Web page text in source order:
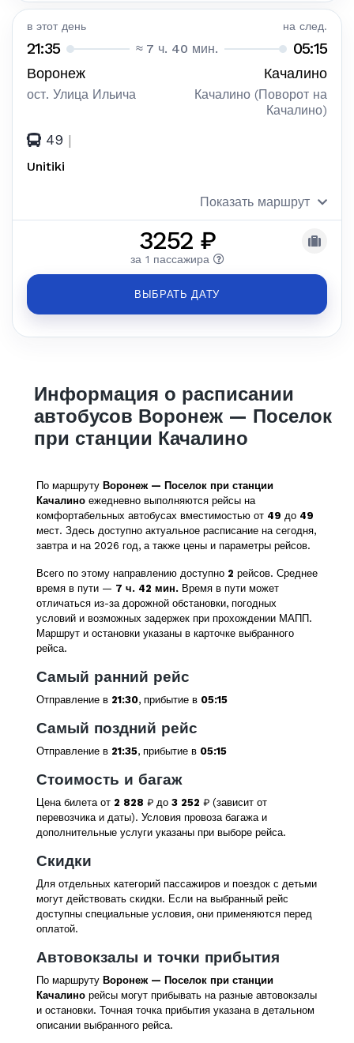
в этот день на след.
21:35 ≈ 7 ч. 40 мин. 05:15
Воронеж Качалино
ост. Улица Ильича
Качалино (Поворот на
Качалино)
49 |
Unitiki
Показать маршрут
3252 ₽
за 1 пассажира
ВЫБРАТЬ ДАТУ
Информация о расписании
автобусов Воронеж — Поселок
при станции Качалино
По маршруту Воронеж — Поселок при станции
Качалино ежедневно выполняются рейсы на
комфортабельных автобусах вместимостью от 49 до 49
мест. Здесь доступно актуальное расписание на сегодня,
завтра и на 2026 год, а также цены и параметры рейсов.
Всего по этому направлению доступно 2 рейсов. Среднее
время в пути — 7 ч. 42 мин. Время в пути может
отличаться из-за дорожной обстановки, погодных
условий и возможных задержек при прохождении МАПП.
Маршрут и остановки указаны в карточке выбранного
рейса.
Самый ранний рейс
Отправление в 21:30, прибытие в 05:15
Самый поздний рейс
Отправление в 21:35, прибытие в 05:15
Стоимость и багаж
Цена билета от 2 828 ₽ до 3 252 ₽ (зависит от
перевозчика и даты). Условия провоза багажа и
дополнительные услуги указаны при выборе рейса.
Скидки
Для отдельных категорий пассажиров и поездок с детьми
могут действовать скидки. Если на выбранный рейс
доступны специальные условия, они применяются перед
оплатой.
Автовокзалы и точки прибытия
По маршруту Воронеж — Поселок при станции
Качалино рейсы могут прибывать на разные автовокзалы
и остановки. Точная точка прибытия указана в детальном
описании выбранного рейса.